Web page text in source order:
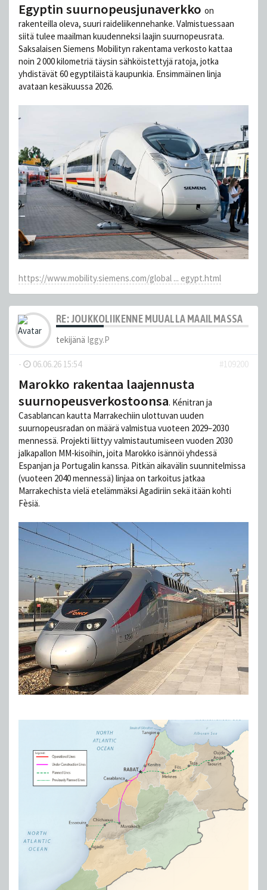
Egyptin suurnopeusjunaverkko on
rakenteilla oleva, suuri raideliikennehanke. Valmistuessaan
siitä tulee maailman kuudenneksi laajin suurnopeusrata.
Saksalaisen Siemens Mobilityn rakentama verkosto kattaa
noin 2 000 kilometriä täysin sähköistettyjä ratoja, jotka
yhdistävät 60 egyptiläistä kaupunkia. Ensimmäinen linja
avataan kesäkuussa 2026.
https://www.mobility.siemens.com/global ... egypt.html
RE: JOUKKOLIIKENNE MUUALLA MAAILMASSA
tekijänä Iggy.P
- 06.06.26 15:54 #109200
Marokko rakentaa laajennusta
suurnopeusverkostoonsa. Kénitran ja
Casablancan kautta Marrakechiin ulottuvan uuden
suurnopeusradan on määrä valmistua vuoteen 2029–2030
mennessä. Projekti liittyy valmistautumiseen vuoden 2030
jalkapallon MM-kisoihin, joita Marokko isännöi yhdessä
Espanjan ja Portugalin kanssa. Pitkän aikavälin suunnitelmissa
(vuoteen 2040 mennessä) linjaa on tarkoitus jatkaa
Marrakechista vielä etelämmäksi Agadiriin sekä itään kohti
Fèsiä.